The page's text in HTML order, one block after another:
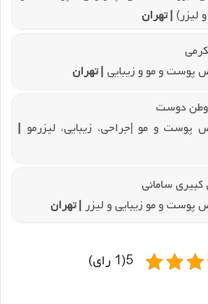
لیزر) | تهران
و مو و زیبایی | تهران
وطن دوست
پوست و مو |جراحی، زیبایی، لیزرمو |
سامانی
و مو زیبایی و لیزر| تهران
5(1 رای)